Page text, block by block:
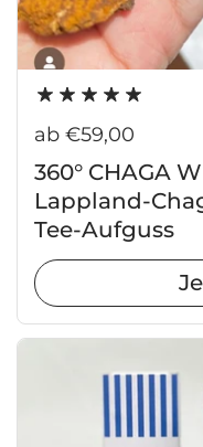
Regulärer Preis
ab €59,00
360° CHAGA
Lappland-
Tee-Aufguss